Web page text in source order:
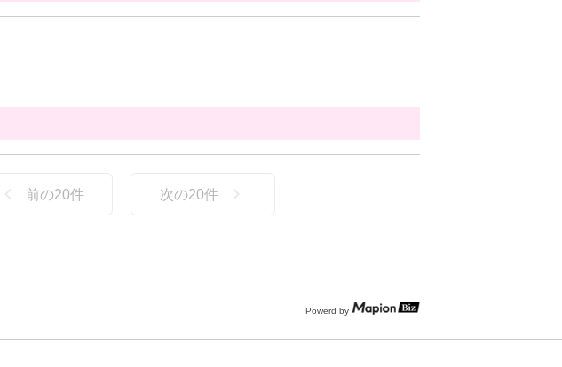
前の20件 次の20件
Powerd by